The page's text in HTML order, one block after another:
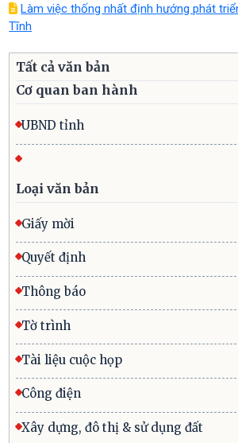
Làm việc thống nhất định hướng phát
Tĩnh
Tất cả văn bản
Cơ quan ban hành
UBND tỉnh
Loại văn bản
Giấy mời
Quyết định
Thông báo
Tờ trình
Tài liệu cuộc họp
Công điện
Xây dựng, đô thị & sử dụng đất